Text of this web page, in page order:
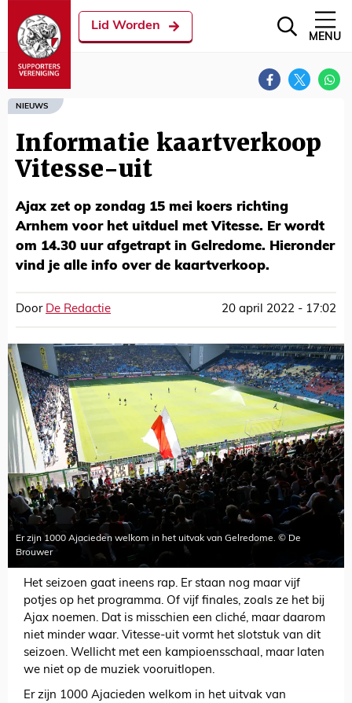
Lid Worden
MENU
NIEUWS
Informatie kaartverkoop
Vitesse-uit
Ajax zet op zondag 15 mei koers richting
Arnhem voor het uitduel met Vitesse. Er wordt
om 14.30 uur afgetrapt in Gelredome. Hieronder
vind je alle info over de kaartverkoop.
Door De Redactie 20 april 2022 - 17:02
Er zijn 1000 Ajacieden welkom in het uitvak van Gelredome. © De
Brouwer
Het seizoen gaat ineens rap. Er staan nog maar vijf
potjes op het programma. Of vijf finales, zoals ze het bij
Ajax noemen. Dat is misschien een cliché, maar daarom
niet minder waar. Vitesse-uit vormt het slotstuk van dit
seizoen. Wellicht met een kampioensschaal, maar laten
we niet op de muziek vooruitlopen.
Er zijn 1000 Ajacieden welkom in het uitvak van